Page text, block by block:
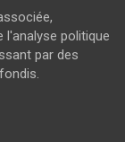
l'analyse politique
par des